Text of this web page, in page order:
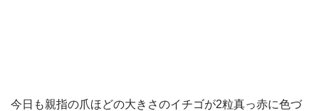
今日も親指の爪ほどの大きさのイチゴが2粒真っ赤に色づ